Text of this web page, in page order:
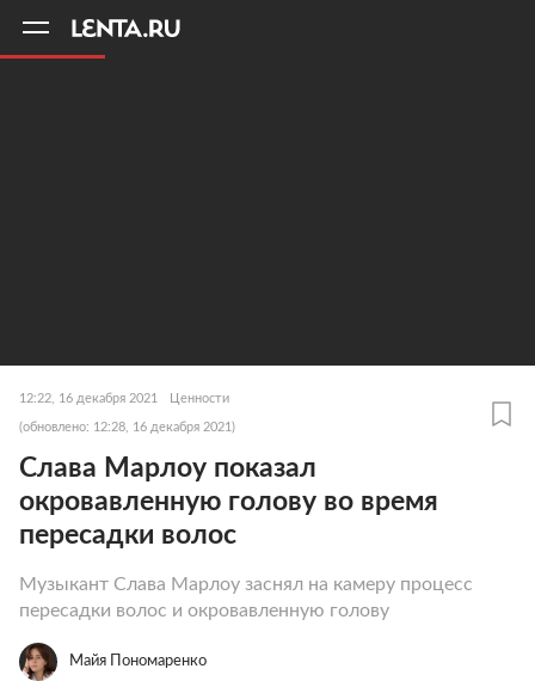
12:22, 16 декабря 2021 Ценности
(обновлено: 12:28, 16 декабря 2021)
Слава Марлоу показал
окровавленную голову во время
пересадки волос
Музыкант Слава Марлоу заснял на камеру процесс
пересадки волос и окровавленную голову
Майя Пономаренко